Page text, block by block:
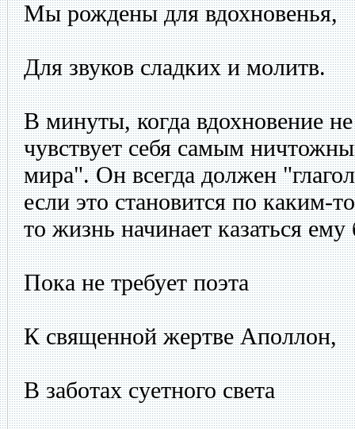
Мы рождены для вдохновенья,
Для звуков сладких и молитв.
В минуты, когда вдохновение
чувствует себя самым
мира". Он всегда должен
если это становится по
то жизнь начинает казаться
Пока не требует поэта
К священной жертве Аполлон,
В заботах суетного света